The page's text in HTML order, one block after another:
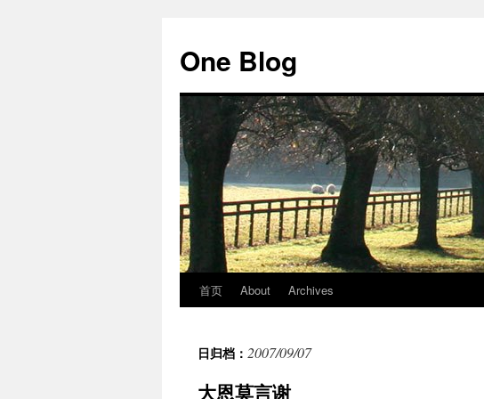
正
文
One Blog
首页 About Archives
日归档： 2007/09/07
大恩莫言谢